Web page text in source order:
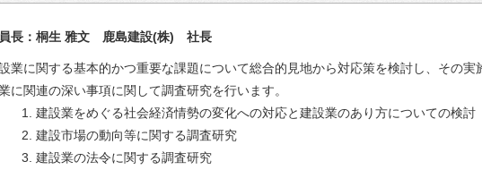
長：桐生 雅文 鹿島建設(株) 社長
業に関する基本的かつ重要な課題について総合的見地から対応策を検討し、その実
に関連の深い事項に関して調査研究を行います。
1. 建設業をめぐる社会経済情勢の変化への対応と建設業のあり方についての検討
2. 建設市場の動向等に関する調査研究
3. 建設業の法令に関する調査研究